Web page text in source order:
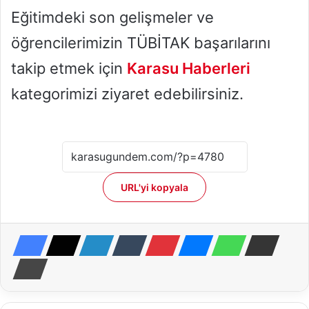
Eğitimdeki son gelişmeler ve
öğrencilerimizin TÜBİTAK başarılarını
takip etmek için Karasu Haberleri
kategorimizi ziyaret edebilirsiniz.
URL'yi kopyala